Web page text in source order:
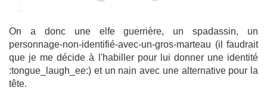
On a donc une elfe guerrière, un spadassin, un
personnage-non-identifié-avec-un-gros-marteau (il faudrait
que je me décide à l'habiller pour lui donner une identité
:tongue_laugh_ee:) et un nain avec une alternative pour la
tête.